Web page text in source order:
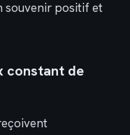
souvenir positif et
constant de